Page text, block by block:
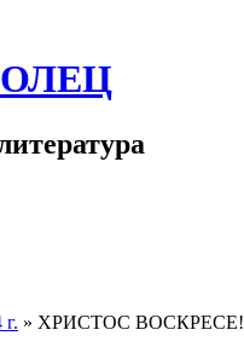
» ХРИСТОС ВОСКРЕСЕ!